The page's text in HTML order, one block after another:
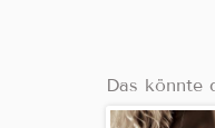
Das könnte